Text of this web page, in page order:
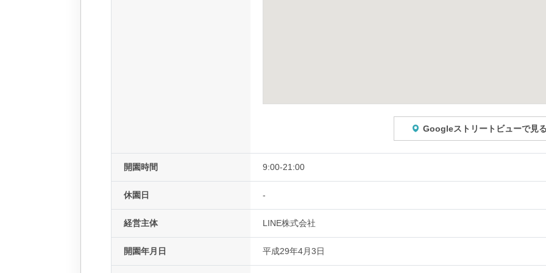
Googleストリートビューで見
開園時間 9:00-21:00
休園日 -
経営主体 LINE株式会社
開園年月日 平成29年4月3日